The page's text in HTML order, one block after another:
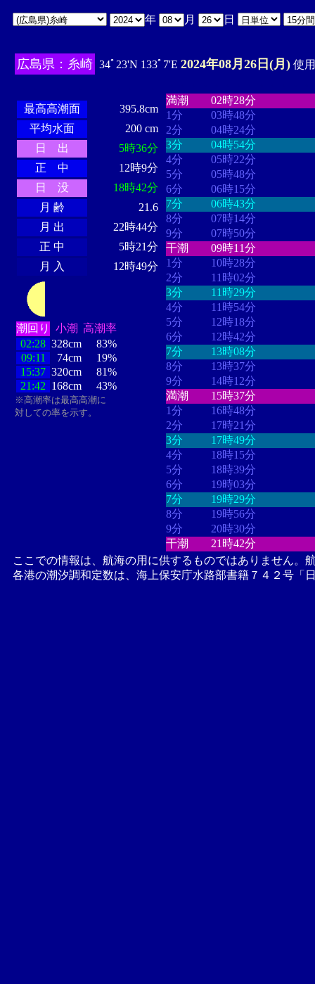
年 月 日
広島県：糸崎 34ﾟ23'N 133ﾟ7'E 2024年08月26日(月) 使
最高高潮面
395.8cm
平均水面
200 cm
日 出
5時36分
正 中
12時9分
日 没
18時42分
月 齢
21.6
月 出
22時44分
正 中
5時21分
月 入
12時49分
潮回り 小潮 高潮率
02:28 328cm
83%
09:11
74cm
19%
15:37 320cm
81%
21:42 168cm 43%
※高潮率は最高高潮に
対しての率を示す。
満潮
02時28分
1分
03時48分
2分
04時24分
3分
04時54分
4分
05時22分
5分
05時48分
6分
06時15分
7分
06時43分
8分
07時14分
9分
07時50分
干潮
09時11分
1分
10時28分
2分
11時02分
3分
11時29分
4分
11時54分
5分
12時18分
6分
12時42分
7分
13時08分
8分
13時37分
9分
14時12分
満潮
15時37分
1分
16時48分
2分
17時21分
3分
17時49分
4分
18時15分
5分
18時39分
6分
19時03分
7分
19時29分
8分
19時56分
9分
20時30分
干潮
21時42分
ここでの情報は、航海の用に供するものではありません。
各港の潮汐調和定数は、海上保安庁水路部書籍７４２号「